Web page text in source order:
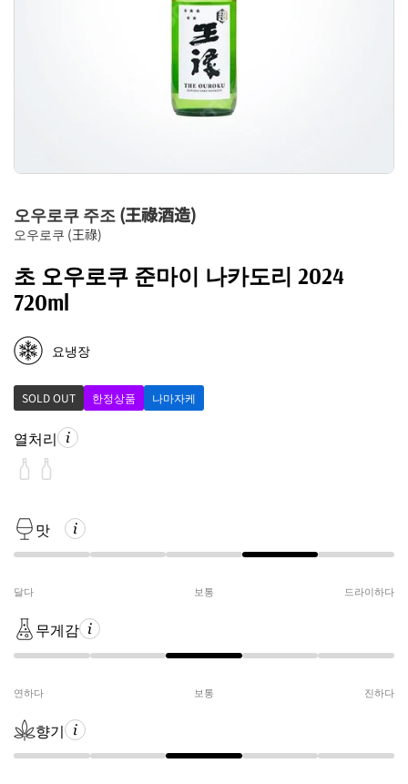
오우로쿠 주조 (王祿酒造)
오우로쿠 (王祿)
초 오우로쿠 준마이 나카도리 2024
720ml
요냉장
SOLD OUT 한정상품 나마자케
열처리
맛
달다 보통 드라이하다
무게감
연하다 보통 진하다
향기